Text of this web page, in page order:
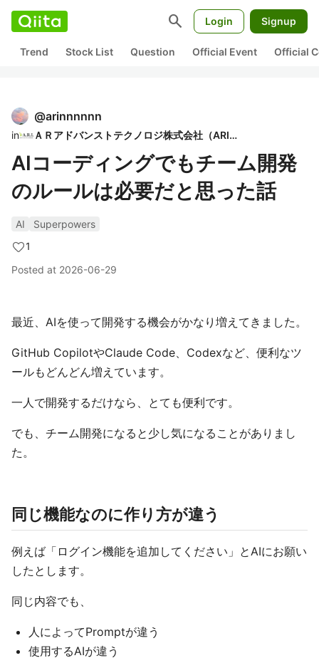
search Login Signup
Trend Stock List Question Official Event Official
@arinnnnnn
in ＡＲアドバンストテクノロジ株式会社（ARI）
AIコーディングでもチーム開発
のルールは必要だと思った話
AI
Superpowers
1
Posted at 2026-06-29
最近、AIを使って開発する機会がかなり増えてきました。
GitHub CopilotやClaude Code、Codexなど、便利なツ
ールもどんどん増えています。
一人で開発するだけなら、とても便利です。
でも、チーム開発になると少し気になることがありまし
た。
同じ機能なのに作り方が違う
例えば「ログイン機能を追加してください」とAIにお願い
したとします。
同じ内容でも、
人によってPromptが違う
使用するAIが違う